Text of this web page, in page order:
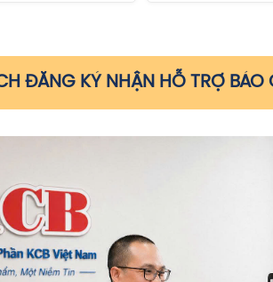
ĐĂNG KÝ NHẬN HỖ TRỢ BÁO